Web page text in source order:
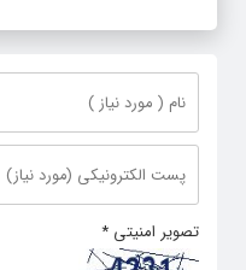
تصویر امنیتی *